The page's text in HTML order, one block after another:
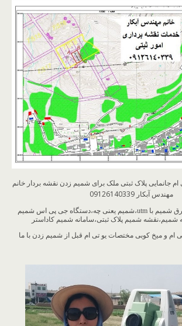
جانمایی پلاک ثبتی ملک برای شمیم زدن نقشه بردار خانم
مهندس آبکار 09126140339
فرق شمیم با یو تی ام،فرق شمیم با utm،شمیم یعنی چه،دستگاه جی پی اس شمیم
شمیم،نقشه شمیم پلاک ثبتی،سامانه شمیم کاداستر
تی ام و میخ کوبی مختصات یو تی ام قبل از شمیم زدن با ما